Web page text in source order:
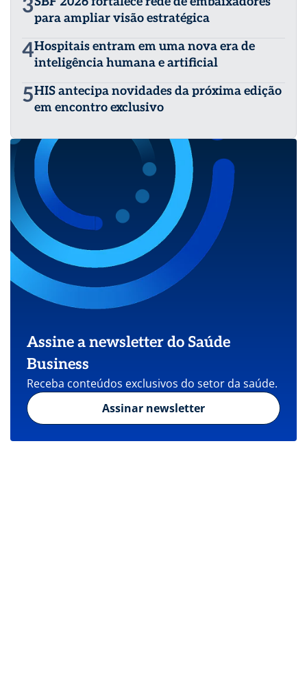
3para ampliar visão estratégica
4Hospitais entram em uma nova era de
inteligência humana e artificial
5HIS antecipa novidades da próxima edição
em encontro exclusivo
Assine a newsletter do Saúde
Business
Receba conteúdos exclusivos do setor da saúde.
Assinar newsletter